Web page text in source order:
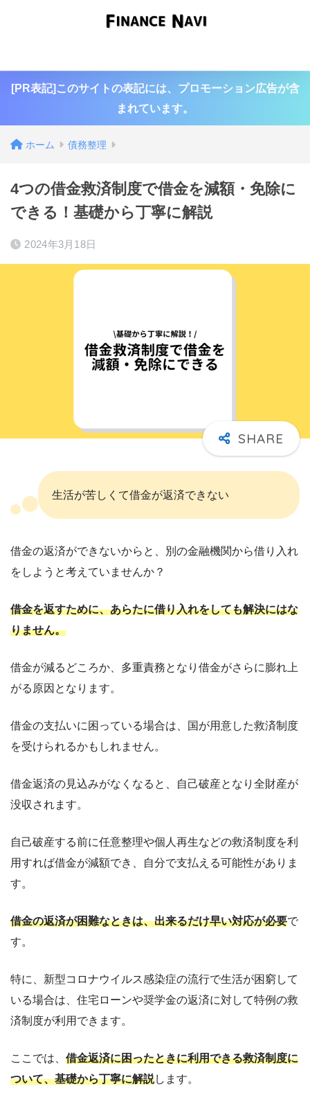
[PR表記]このサイトの表記には、プロモーション広告が含
まれています。
ホーム 債務整理
4つの借金救済制度で借金を減額・免除に
できる！基礎から丁寧に解説
2024年3月18日
生活が苦しくて借金が返済できない
借金の返済ができないからと、別の金融機関から借り入れ
をしようと考えていませんか？
借金を返すために、あらたに借り入れをしても解決にはな
りません。
借金が減るどころか、多重責務となり借金がさらに膨れ上
がる原因となります。
借金の支払いに困っている場合は、国が用意した救済制度
を受けられるかもしれません。
借金返済の見込みがなくなると、自己破産となり全財産が
没収されます。
自己破産する前に任意整理や個人再生などの救済制度を利
用すれば借金が減額でき、自分で支払える可能性がありま
す。
借金の返済が困難なときは、出来るだけ早い対応が必要で
す。
特に、新型コロナウイルス感染症の流行で生活が困窮して
いる場合は、住宅ローンや奨学金の返済に対して特例の救
済制度が利用できます。
ここでは、 借金返済に困ったときに利用できる救済制度に
ついて、基礎から丁寧に解説します。